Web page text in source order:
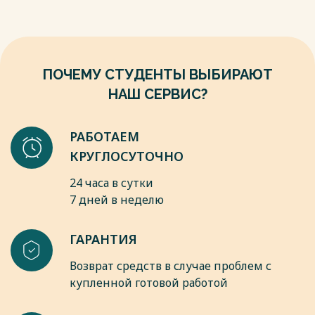
Для аналитической части применяются: матрицы
изменяемости, RICE), сравнение AS-IS/TO-BE, а также
декомпозиция процессов. Эти подходы использованы в
ранее подготовленных работах по ООО «Турон» и
отчёта.
Весь текст будет доступенпосле покупки
soft.ru/knowledge/glossary/process/dekompozitsiya.html (дата
Весь текст будет доступенпосле покупки
ПОЧЕМУ СТУДЕНТЫ ВЫБИРАЮТ
НАШ СЕРВИС?
РАБОТАЕМ
КРУГЛОСУТОЧНО
24 часа в сутки
7 дней в неделю
ГАРАНТИЯ
Возврат средств в случае проблем с
купленной готовой работой